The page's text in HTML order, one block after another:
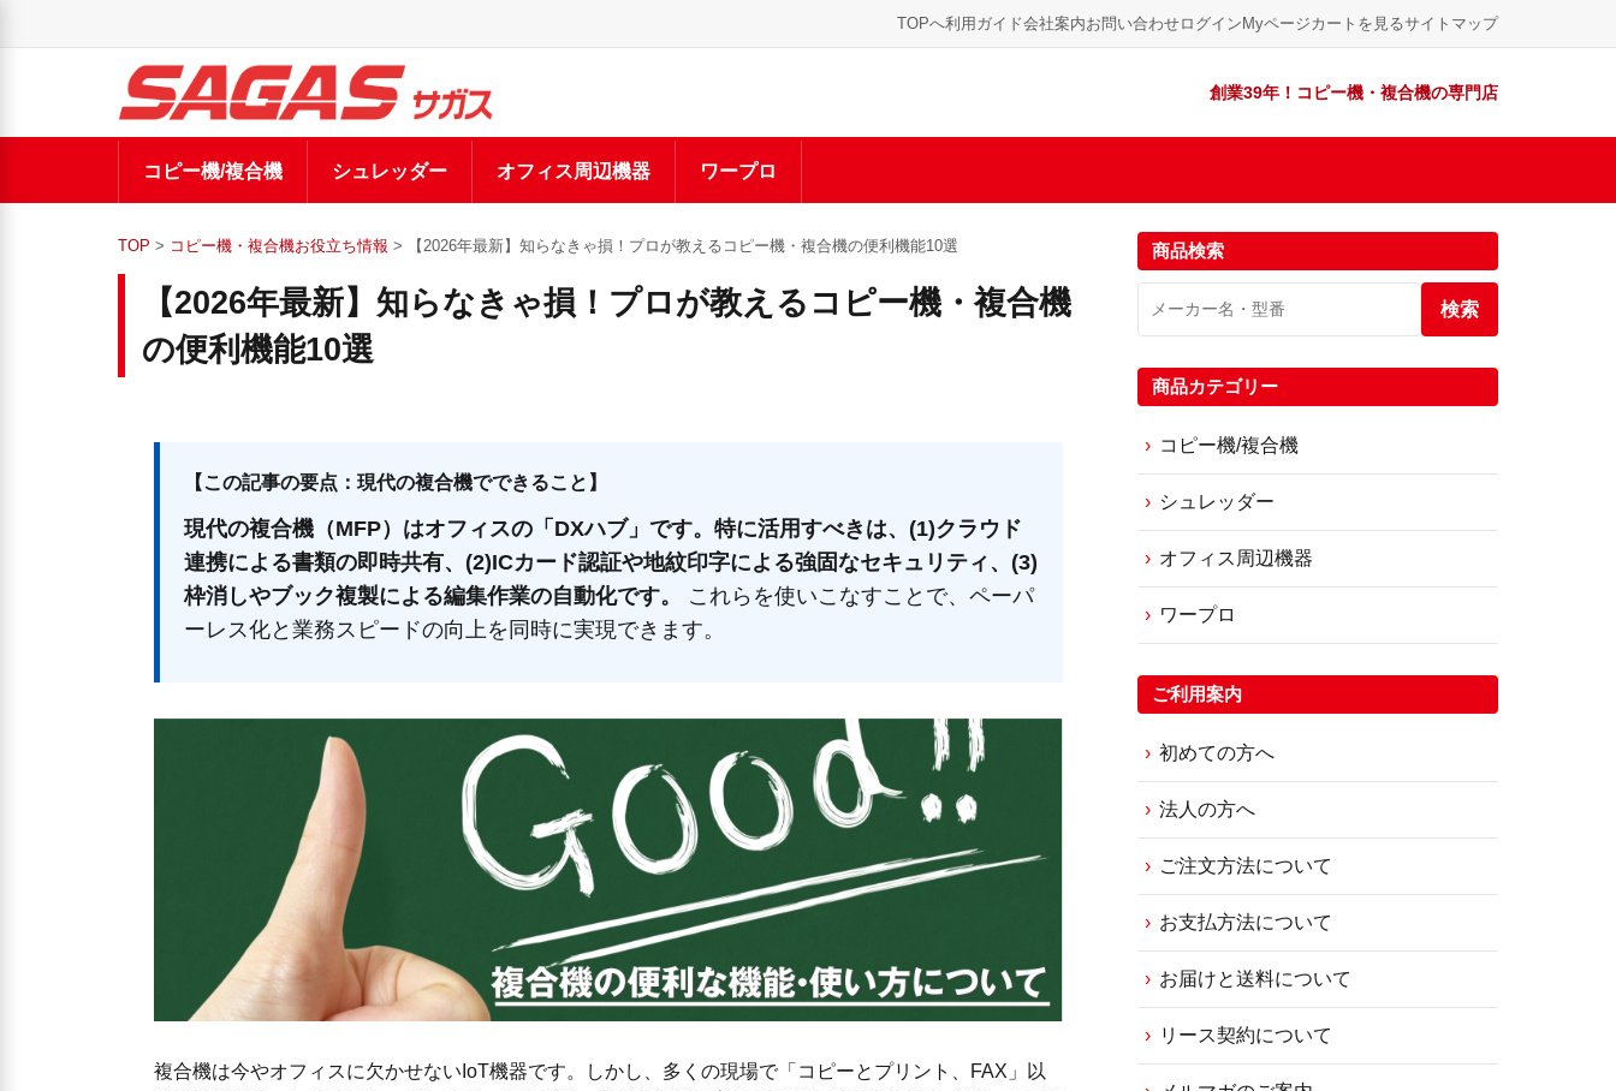
TOPへ利用ガイド会社案内お問い合わせログイン Myページ カートを見るサイトマップ
創業39年！コピー機・複合機の専門店
コピー機/複合機 シュレッダー オフィス周辺機器 ワープロ
TOP > コピー機・複合機お役立ち情報 > 【2026年最新】知らなきゃ損！プロが教えるコピー機・複合機の便利機能10選
【2026年最新】知らなきゃ損！プロが教えるコピー機・複合機
の便利機能10選
【この記事の要点：現代の複合機でできること】
現代の複合機（MFP）はオフィスの「DXハブ」です。特に活用すべきは、(1)クラウド
連携による書類の即時共有、(2)ICカード認証や地紋印字による強固なセキュリティ、(3)
枠消しやブック複製による編集作業の自動化です。
これらを使いこなすことで、ペーパ
ーレス化と業務スピードの向上を同時に実現できます。
複合機は今やオフィスに欠かせないIoT機器です。しかし、多くの現場で「コピーとプリント、FAX」以
商品検索
検索
商品カテゴリー
コピー機/複合機
シュレッダー
オフィス周辺機器
ワープロ
ご利用案内
初めての方へ
法人の方へ
ご注文方法について
お支払方法について
お届けと送料について
リース契約について